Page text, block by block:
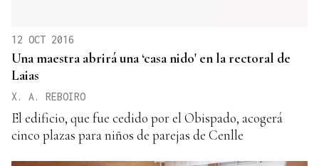
12 OCT 2016
Una maestra abrirá una ‘casa nido' en la rectoral de
Laias
X. A. REBOIRO
El edificio, que fue cedido por el Obispado, acogerá
cinco plazas para niños de parejas de Cenlle